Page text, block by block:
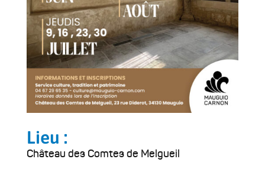
Lieu :
Château des Comtes de Melgueil